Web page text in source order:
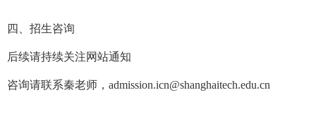
四、招生咨询
后续请持续关注网站通知
咨询请联系秦老师， admission.icn@shanghaitech.edu.cn